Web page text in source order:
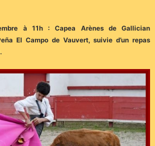
à 11h : Capea Arènes de Gallician
El Campo de Vauvert, suivie d’un repas